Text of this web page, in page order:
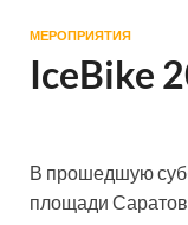
МЕРОПРИЯТИЯ
IceBike
В прошедшую
площади